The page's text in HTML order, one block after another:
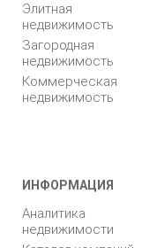
Элитная
недвижимость
Загородная
недвижимость
Коммерческая
недвижимость
ИНФОРМАЦИЯ
Аналитика
недвижимости